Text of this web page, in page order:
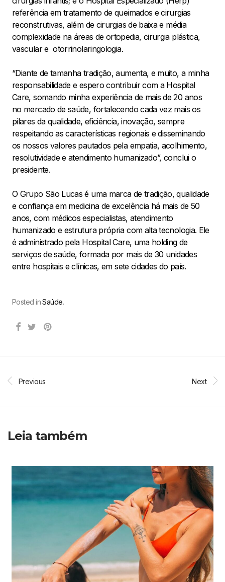
referência em tratamento de queimados e cirurgias
reconstrutivas, além de cirurgias de baixa e média
complexidade na áreas de ortopedia, cirurgia plástica,
vascular e otorrinolaringologia.
“Diante de tamanha tradição, aumenta, e muito, a minha
responsabilidade e espero contribuir com a Hospital
Care, somando minha experiência de mais de 20 anos
no mercado de saúde, fortalecendo cada vez mais os
pilares da qualidade, eficiência, inovação, sempre
respeitando as características regionais e disseminando
os nossos valores pautados pela empatia, acolhimento,
resolutividade e atendimento humanizado”, conclui o
presidente.
O Grupo São Lucas é uma marca de tradição, qualidade
e confiança em medicina de excelência há mais de 50
anos, com médicos especialistas, atendimento
humanizado e estrutura própria com alta tecnologia. Ele
é administrado pela Hospital Care, uma holding de
serviços de saúde, formada por mais de 30 unidades
entre hospitais e clínicas, em sete cidades do país.
Posted inSaúde.
Previous Next
Leia também